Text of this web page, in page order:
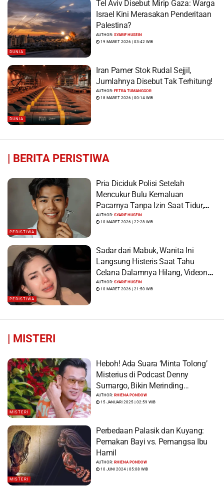
DUNIA
Tel Aviv Disebut Mirip Gaza: Warga
Israel Kini Merasakan Penderitaan
Palestina?
AUTHOR:SYARIF HUSEIN
19 MARET 2026 | 03:42 WIB
DUNIA
Iran Pamer Stok Rudal Sejjil,
Jumlahnya Disebut Tak Terhitung!
AUTHOR:FETRA TUMANGGOR
18 MARET 2026 | 00:14 WIB
| BERITA PERISTIWA
PERISTIWA
Pria Diciduk Polisi Setelah
Mencukur Bulu Kemaluan
Pacarnya Tanpa Izin Saat Tidur,
Korban Syok Saat Terbangun
AUTHOR:SYARIF HUSEIN
10 MARET 2026 | 22:28 WIB
PERISTIWA
Sadar dari Mabuk, Wanita Ini
Langsung Histeris Saat Tahu
Celana Dalamnya Hilang, Videonya
Viral
AUTHOR:SYARIF HUSEIN
10 MARET 2026 | 21:50 WIB
| MISTERI
MISTERI
Heboh! Ada Suara ‘Minta Tolong’
Misterius di Podcast Denny
Sumargo, Bikin Merinding…
AUTHOR:RHIENA PONDOW
15 JANUARI 2025 | 02:59 WIB
MISTERI
Perbedaan Palasik dan Kuyang:
Pemakan Bayi vs. Pemangsa Ibu
Hamil
AUTHOR:RHIENA PONDOW
10 JUNI 2024 | 05:08 WIB